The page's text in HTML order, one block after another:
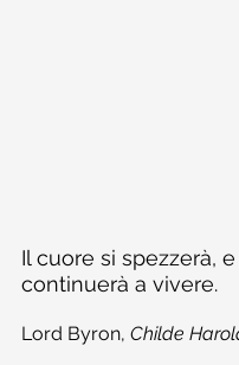
Il cuore si spezzerà,
continuerà a vivere.
Lord Byron, Childe